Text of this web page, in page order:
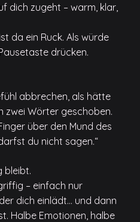
dich zugeht – warm, klar,
da ein Ruck. Als würde
drücken.
abbrechen, als hätte
zwei Wörter geschoben.
über den Mund des
du nicht sagen.“
bleibt.
– einfach nur
dich einlädt… und dann
Halbe Emotionen, halbe